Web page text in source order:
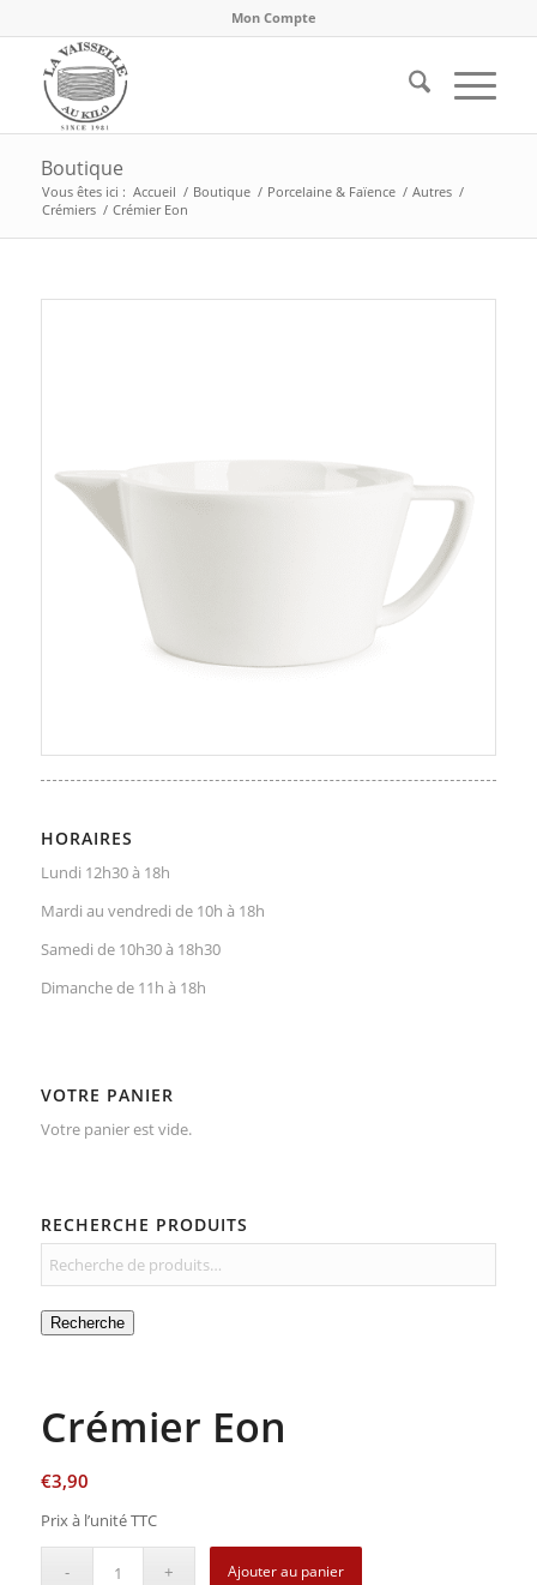
Mon Compte
Boutique
Vous êtes ici : Accueil / Boutique / Porcelaine & Faïence / Autres /
Crémiers / Crémier Eon
HORAIRES
Lundi 12h30 à 18h
Mardi au vendredi de 10h à 18h
Samedi de 10h30 à 18h30
Dimanche de 11h à 18h
VOTRE PANIER
Votre panier est vide.
RECHERCHE PRODUITS
Recherche
Crémier Eon
€3,90
Prix à l’unité TTC
Ajouter au panier